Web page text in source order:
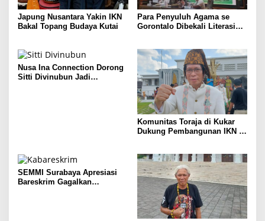
Japung Nusantara Yakin IKN
Bakal Topang Budaya Kutai
Para Penyuluh Agama se
Gorontalo Dibekali Literasi
Nusa Ina Connection Dorong
Sitti Divinubun Jadi
Komunitas Toraja di Kukar
Dukung Pembangunan IKN di
SEMMI Surabaya Apresiasi
Bareskrim Gagalkan